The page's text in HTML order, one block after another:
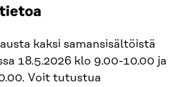
kaksi samansisältöistä
18.5.2026 klo 9.00-10.00 ja
Voit tutustua